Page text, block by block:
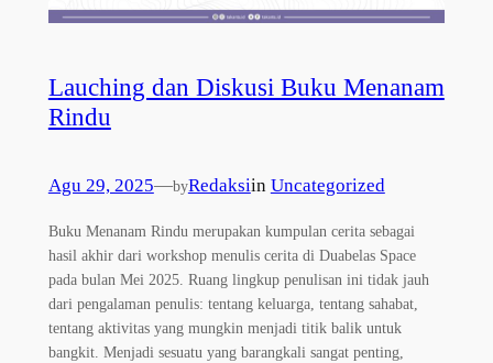
Lauching dan Diskusi Buku Menanam
Rindu
Agu 29, 2025—byRedaksiin Uncategorized
Buku Menanam Rindu merupakan kumpulan cerita sebagai
hasil akhir dari workshop menulis cerita di Duabelas Space
pada bulan Mei 2025. Ruang lingkup penulisan ini tidak jauh
dari pengalaman penulis: tentang keluarga, tentang sahabat,
tentang aktivitas yang mungkin menjadi titik balik untuk
bangkit. Menjadi sesuatu yang barangkali sangat penting,